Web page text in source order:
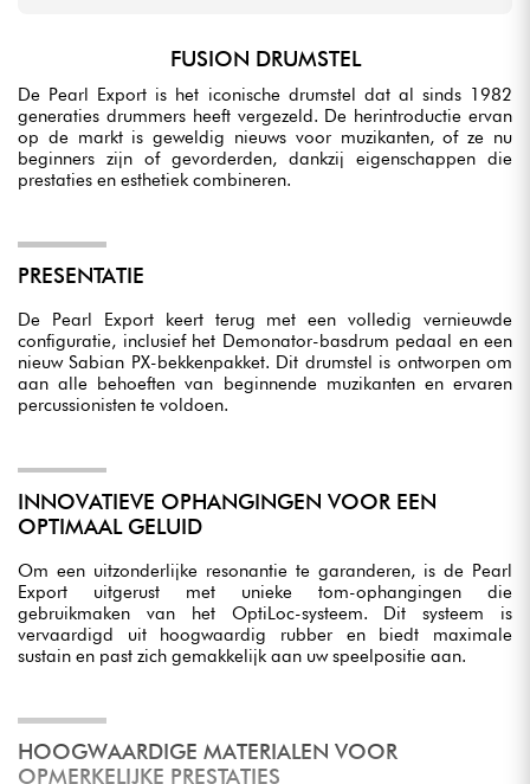
FUSION DRUMSTEL
De Pearl Export is het iconische drumstel dat al sinds 1982
generaties drummers heeft vergezeld. De herintroductie ervan
op de markt is geweldig nieuws voor muzikanten, of ze nu
beginners zijn of gevorderden, dankzij eigenschappen die
prestaties en esthetiek combineren.
PRESENTATIE
De Pearl Export keert terug met een volledig vernieuwde
configuratie, inclusief het Demonator-basdrum pedaal en een
nieuw Sabian PX-bekkenpakket. Dit drumstel is ontworpen om
aan alle behoeften van beginnende muzikanten en ervaren
percussionisten te voldoen.
INNOVATIEVE OPHANGINGEN VOOR EEN
OPTIMAAL GELUID
Om een uitzonderlijke resonantie te garanderen, is de Pearl
Export uitgerust met unieke tom-ophangingen die
gebruikmaken van het OptiLoc-systeem. Dit systeem is
vervaardigd uit hoogwaardig rubber en biedt maximale
sustain en past zich gemakkelijk aan uw speelpositie aan.
HOOGWAARDIGE MATERIALEN VOOR
OPMERKELIJKE PRESTATIES